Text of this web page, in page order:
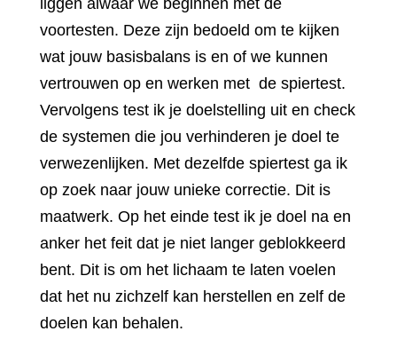
voortesten. Deze zijn bedoeld om te kijken
wat jouw basisbalans is en of we kunnen
vertrouwen op en werken met de spiertest.
Vervolgens test ik je doelstelling uit en check
de systemen die jou verhinderen je doel te
verwezenlijken. Met dezelfde spiertest ga ik
op zoek naar jouw unieke correctie. Dit is
maatwerk. Op het einde test ik je doel na en
anker het feit dat je niet langer geblokkeerd
bent. Dit is om het lichaam te laten voelen
dat het nu zichzelf kan herstellen en zelf de
doelen kan behalen.